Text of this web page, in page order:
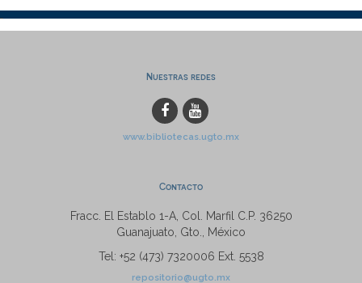
Nuestras redes
www.bibliotecas.ugto.mx
Contacto
Fracc. El Establo 1-A, Col. Marfil C.P. 36250
Guanajuato, Gto., México
Tel: +52 (473) 7320006 Ext. 5538
repositorio@ugto.mx